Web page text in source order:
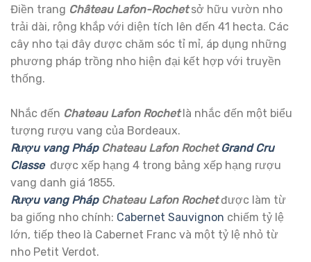
Điền trang Château Lafon-Rochetsở hữu vườn nho
trải dài, rộng khắp với diện tích lên đến 41 hecta. Các
cây nho tại đây được chăm sóc tỉ mỉ, áp dụng những
phương pháp trồng nho hiện đại kết hợp với truyền
thống.
Nhắc đến Chateau Lafon Rochetlà nhắc đến một biểu
tượng rượu vang của Bordeaux.
Rượu vang PhápChateau Lafon RochetGrand Cru
Classe được xếp hạng 4 trong bảng xếp hạng rượu
vang danh giá 1855.
Rượu vang PhápChateau Lafon Rochet được làm từ
ba giống nho chính: Cabernet Sauvignon chiếm tỷ lệ
lớn, tiếp theo là Cabernet Franc và một tỷ lệ nhỏ từ
nho Petit Verdot.